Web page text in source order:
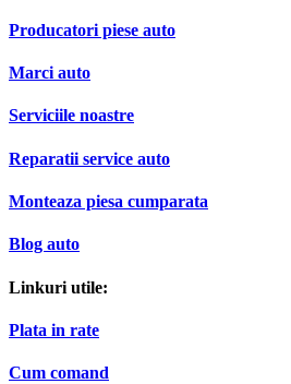
Producatori piese auto
Marci auto
Serviciile noastre
Reparatii service auto
Monteaza piesa cumparata
Blog auto
Linkuri utile:
Plata in rate
Cum comand